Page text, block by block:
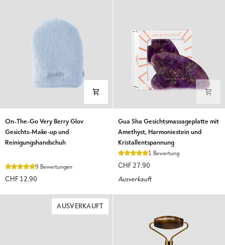
On-
The-
Go
Glov
Gesichts-
On-The-Go Very Berry Glov
Gesichts-Make-up und
Reinigungshandschuh
9 Bewertungen
CHF 12.90
Gua
Sha
Gesichtsmassageplatte
mit
Harmoniestein
und
Gua Sha Gesichtsmassageplatte mit
Amethyst, Harmoniestein und
Kristallentspannung
1 Bewertung
CHF 27.90
Ausverkauft
AUSVERKAUFT